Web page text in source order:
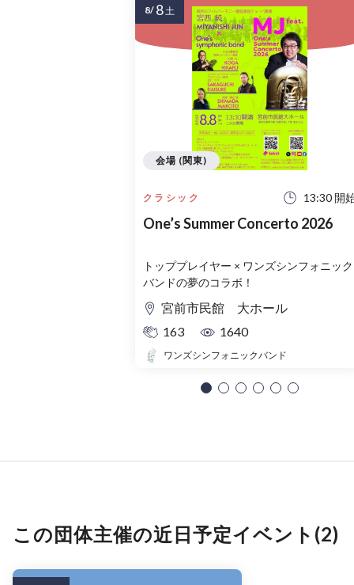
クラシック 13:30 開
One’s Summer Concerto 2026
トッププレイヤー × ワンズシンフォニック
バンドの夢のコラボ！
宮前市民館 大ホール
163
1640
ワンズシンフォニックバンド
会場 (関東)
8/ 8土
この団体主催の近日予定イベント(2)